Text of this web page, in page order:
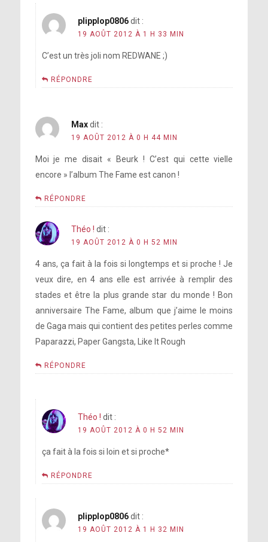
plipplop0806 dit :
19 AOÛT 2012 À 1 H 33 MIN
C’est un très joli nom REDWANE ;)
RÉPONDRE
Max dit :
19 AOÛT 2012 À 0 H 44 MIN
Moi je me disait « Beurk ! C’est qui cette vielle
encore » l’album The Fame est canon !
RÉPONDRE
Théo ! dit :
19 AOÛT 2012 À 0 H 52 MIN
4 ans, ça fait à la fois si longtemps et si proche ! Je
veux dire, en 4 ans elle est arrivée à remplir des
stades et être la plus grande star du monde ! Bon
anniversaire The Fame, album que j’aime le moins
de Gaga mais qui contient des petites perles comme
Paparazzi, Paper Gangsta, Like It Rough
RÉPONDRE
Théo ! dit :
19 AOÛT 2012 À 0 H 52 MIN
ça fait à la fois si loin et si proche*
RÉPONDRE
plipplop0806 dit :
19 AOÛT 2012 À 1 H 32 MIN